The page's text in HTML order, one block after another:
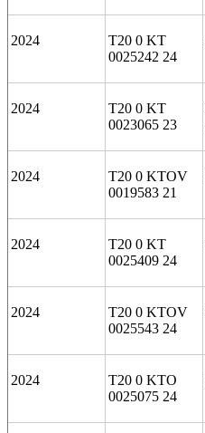
2024
T20 0 KT
0025242 24
2024
T20 0 KT
0023065 23
2024
T20 0 KTOV
0019583 21
2024
T20 0 KT
0025409 24
2024
T20 0 KTOV
0025543 24
2024
T20 0 KTO
0025075 24